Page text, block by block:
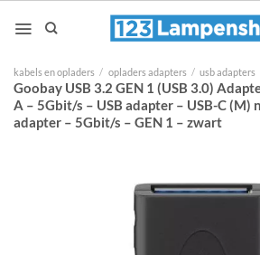
naar
kabels en opladers / opladers adapters / usb adapters
Goobay USB 3.2 GEN 1 (USB 3.0)
A – 5Gbit/s – USB adapter – USB-C (M)
adapter – 5Gbit/s – GEN 1 – zwart